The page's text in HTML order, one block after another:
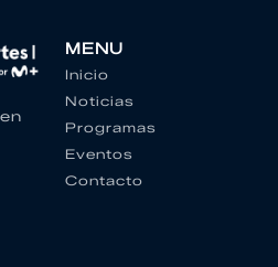
MENU
Inicio
Noticias
Programas
Eventos
Contacto